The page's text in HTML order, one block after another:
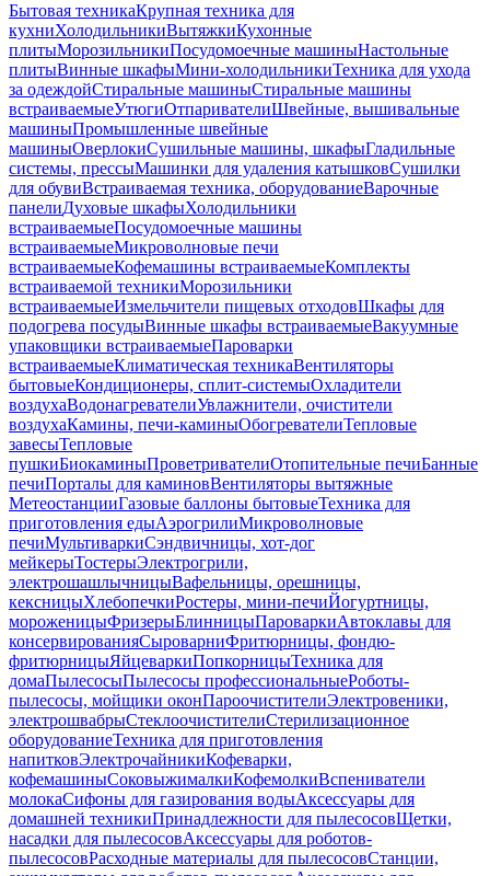
Бытовая техникаКрупная техника для
кухниХолодильникиВытяжкиКухонные
плитыМорозильникиПосудомоечные машиныНастольные
плитыВинные шкафыМини-холодильникиТехника для ухода
за одеждойСтиральные машиныСтиральные машины
встраиваемыеУтюгиОтпаривателиШвейные, вышивальные
машиныПромышленные швейные
машиныОверлокиСушильные машины, шкафыГладильные
системы, прессыМашинки для удаления катышковСушилки
для обувиВстраиваемая техника, оборудованиеВарочные
панелиДуховые шкафыХолодильники
встраиваемыеПосудомоечные машины
встраиваемыеМикроволновые печи
встраиваемыеКофемашины встраиваемыеКомплекты
встраиваемой техникиМорозильники
встраиваемыеИзмельчители пищевых отходовШкафы для
подогрева посудыВинные шкафы встраиваемыеВакуумные
упаковщики встраиваемыеПароварки
встраиваемыеКлиматическая техникаВентиляторы
бытовыеКондиционеры, сплит-системыОхладители
воздухаВодонагревателиУвлажнители, очистители
воздухаКамины, печи-каминыОбогревателиТепловые
завесыТепловые
пушкиБиокаминыПроветривателиОтопительные печиБанные
печиПорталы для каминовВентиляторы вытяжные
МетеостанцииГазовые баллоны бытовыеТехника для
приготовления едыАэрогрилиМикроволновые
печиМультиваркиСэндвичницы, хот-дог
мейкерыТостерыЭлектрогрили,
электрошашлычницыВафельницы, орешницы,
кексницыХлебопечкиРостеры, мини-печиЙогуртницы,
мороженицыФризерыБлинницыПароваркиАвтоклавы для
консервированияСыроварниФритюрницы, фондю-
фритюрницыЯйцеваркиПопкорницыТехника для
домаПылесосыПылесосы профессиональныеРоботы-
пылесосы, мойщики оконПароочистителиЭлектровеники,
электрошвабрыСтеклоочистителиСтерилизационное
оборудованиеТехника для приготовления
напитковЭлектрочайникиКофеварки,
кофемашиныСоковыжималкиКофемолкиВспениватели
молокаСифоны для газирования водыАксессуары для
домашней техникиПринадлежности для пылесосовЩетки,
насадки для пылесосовАксессуары для роботов-
пылесосовРасходные материалы для пылесосовСтанции,